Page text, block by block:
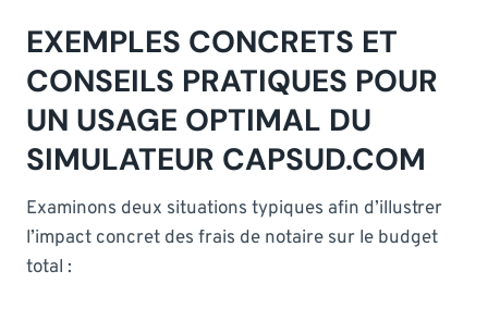
EXEMPLES CONCRETS ET
CONSEILS PRATIQUES POUR
UN USAGE OPTIMAL DU
SIMULATEUR CAPSUD.COM
Examinons deux situations typiques afin d’illustrer
l’impact concret des frais de notaire sur le budget
total :